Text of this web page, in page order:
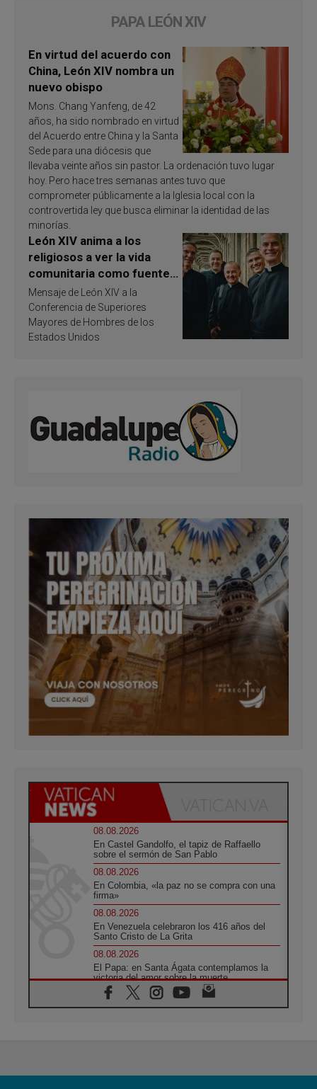
PAPA LEÓN XIV
En virtud del acuerdo con
China, León XIV nombra un
nuevo obispo
Mons. Chang Yanfeng, de 42
años, ha sido nombrado en virtud
del Acuerdo entre China y la Santa
Sede para una diócesis que
llevaba veinte años sin pastor. La ordenación tuvo lugar
hoy. Pero hace tres semanas antes tuvo que
comprometer públicamente a la Iglesia local con la
controvertida ley que busca eliminar la identidad de las
minorías.
León XIV anima a los
religiosos a ver la vida
comunitaria como fuente
de inspiración y
santificación
Mensaje de León XIV a la
Conferencia de Superiores
Mayores de Hombres de los
Estados Unidos
08.08.2026
En Castel Gandolfo, el tapiz de Raffaello
sobre el sermón de San Pablo
08.08.2026
En Colombia, «la paz no se compra con una
firma»
08.08.2026
En Venezuela celebraron los 416 años del
Santo Cristo de La Grita
08.08.2026
El Papa: en Santa Ágata contemplamos la
victoria del amor sobre la muerte
08.08.2026
León XIV visitará el Santuario de la Madre
07.08.2026